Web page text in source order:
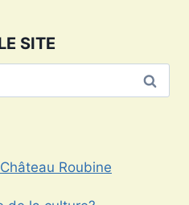
SITE
Roubine